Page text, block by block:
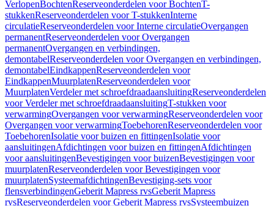
VerlopenBochtenReserveonderdelen voor BochtenT-
stukkenReserveonderdelen voor T-stukkenInterne
circulatieReserveonderdelen voor Interne circulatieOvergangen
permanentReserveonderdelen voor Overgangen
permanentOvergangen en verbindingen,
demontabelReserveonderdelen voor Overgangen en verbindingen,
demontabelEindkappenReserveonderdelen voor
EindkappenMuurplatenReserveonderdelen voor
MuurplatenVerdeler met schroefdraadaansluitingReserveonderdelen
voor Verdeler met schroefdraadaansluitingT-stukken voor
verwarmingOvergangen voor verwarmingReserveonderdelen voor
Overgangen voor verwarmingToebehorenReserveonderdelen voor
ToebehorenIsolatie voor buizen en fittingenIsolatie voor
aansluitingenAfdichtingen voor buizen en fittingenAfdichtingen
voor aansluitingenBevestigingen voor buizenBevestigingen voor
muurplatenReserveonderdelen voor Bevestigingen voor
muurplatenSysteemafdichtingenBevestiging-sets voor
flensverbindingenGeberit Mapress rvsGeberit Mapress
rvsReserveonderdelen voor Geberit Mapress rvsSysteembuizen